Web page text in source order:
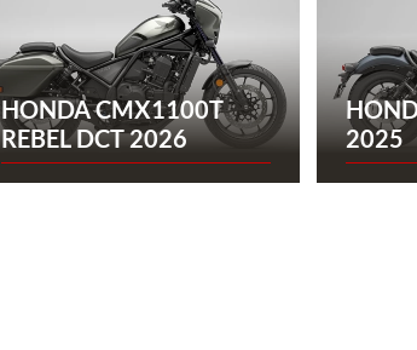
HONDA CMX1100T
REBEL DCT 2026
2025